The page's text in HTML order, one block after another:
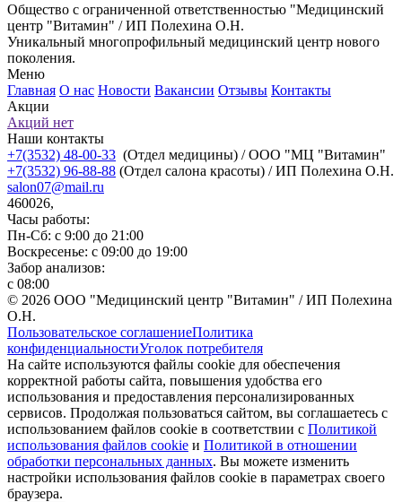
Общество с ограниченной ответственностью "Медицинский
центр "Витамин" / ИП Полехина О.Н.
Уникальный многопрофильный медицинский центр нового
поколения.
Меню
Главная О нас Новости Вакансии Отзывы Контакты
Акции
Акций нет
Наши контакты
+7(3532) 48-00-33 (Отдел медицины) / ООО "МЦ "Витамин"
+7(3532) 96-88-88 (Отдел салона красоты) / ИП Полехина О.Н.
salon07@mail.ru
460026,
Часы работы:
Пн-Сб: с 9:00 до 21:00
Воскресенье: с 09:00 до 19:00
Забор анализов:
с 08:00
© 2026 ООО "Медицинский центр "Витамин" / ИП Полехина
О.Н.
Пользовательское соглашениеПолитика
конфиденциальностиУголок потребителя
На сайте используются файлы cookie для обеспечения
корректной работы сайта, повышения удобства его
использования и предоставления персонализированных
сервисов. Продолжая пользоваться сайтом, вы соглашаетесь с
использованием файлов cookie в соответствии с Политикой
использования файлов cookie и Политикой в отношении
обработки персональных данных. Вы можете изменить
настройки использования файлов cookie в параметрах своего
браузера.